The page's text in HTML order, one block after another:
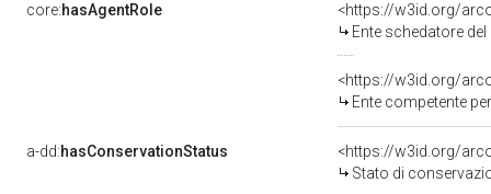
core:hasAgentRole
<https://w3id.org/
Ente schedatore del bene
<https://w3id.org/
Ente competente
a-dd:hasConservationStatus
<https://w3id.org/
Stato di